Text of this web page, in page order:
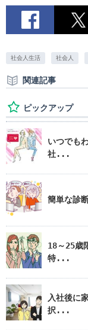
社会人生活 社会人
関連記事
ピックアップ
いつでも
社...
簡単な診
18～25歳
特...
入社後に
択...